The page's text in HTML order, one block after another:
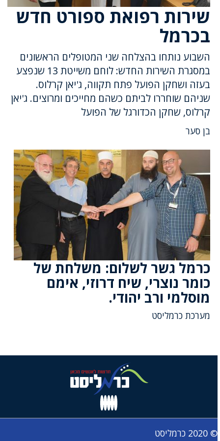
שירות רפואת ספורט חדש
בכרמל
השבוע נותחו בהצלחה שני המטופלים הראשונים
במסגרת השירות החדש: לוחם משייטת 13 שנפצע
בעזה ושחקן הפועל פתח תקווה, ג'יאן קרלוס.
שניהם שוחררו לביתם כשהם מחייכים ומרוצים. ג'יאן
קרלוס, שחקן הכדורגל של הפועל
בן סער
כרמל גשר לשלום: משלחת של
כומר נוצרי, שיח דרוזי, אימם
מוסלמי ורב יהודי.
מערכת כרמליסט
© 2020 כרמליסט